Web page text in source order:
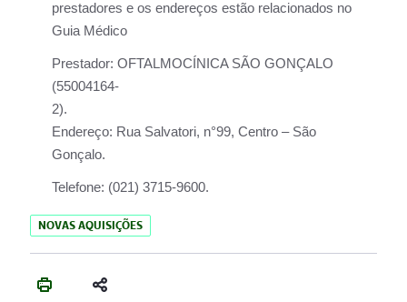
prestadores e os endereços estão relacionados no
Guia Médico
Prestador: OFTALMOCÍNICA SÃO GONÇALO
(55004164-
2).
Endereço: Rua Salvatori, n°99, Centro – São
Gonçalo.
Telefone: (021) 3715-9600.
NOVAS AQUISIÇÕES